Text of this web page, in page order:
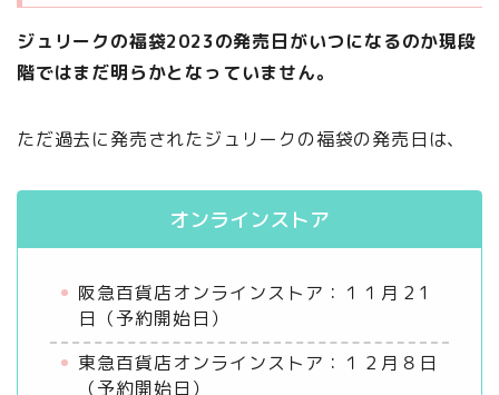
ジュリークの福袋2023の発売日がいつになるのか現段
階ではまだ明らかとなっていません。
ただ過去に発売されたジュリークの福袋の発売日は、
オンラインストア
阪急百貨店オンラインストア：１１月２1
日（予約開始日）
東急百貨店オンラインストア：１２月８日
（予約開始日）